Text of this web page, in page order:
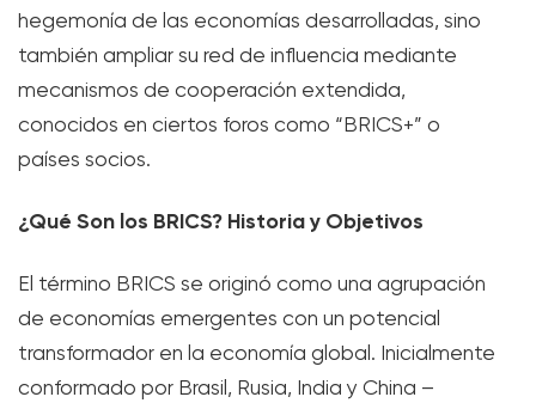
hegemonía de las economías desarrolladas, sino
también ampliar su red de influencia mediante
mecanismos de cooperación extendida,
conocidos en ciertos foros como “BRICS+” o
países socios.
¿Qué Son los BRICS? Historia y Objetivos
El término BRICS se originó como una agrupación
de economías emergentes con un potencial
transformador en la economía global. Inicialmente
conformado por Brasil, Rusia, India y China –